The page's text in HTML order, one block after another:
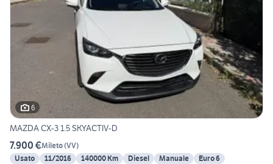
6
MAZDA CX-3 1.5 SKYACTIV-D
7.900 €Mileto(VV)
Usato
11/2016 140000 Km Diesel Manuale Euro 6